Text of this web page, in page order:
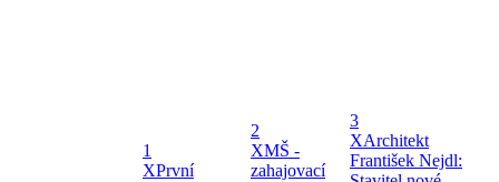
1
XPrvní
2
XMŠ -
zahajovací
3
XArchitekt
František Nejdl: